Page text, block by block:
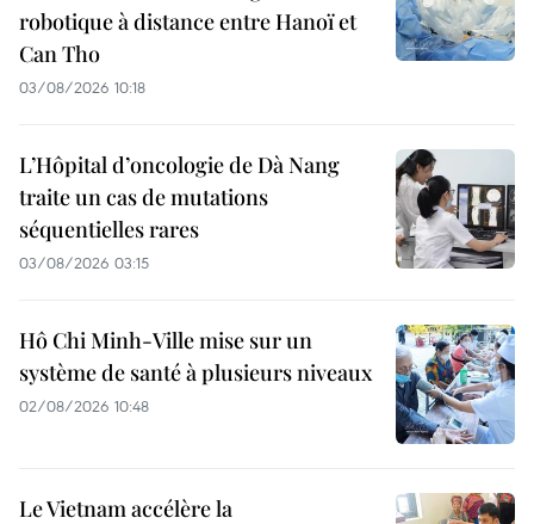
robotique à distance entre Hanoï et
Can Tho
03/08/2026 10:18
L’Hôpital d’oncologie de Dà Nang
traite un cas de mutations
séquentielles rares
03/08/2026 03:15
Hô Chi Minh-Ville mise sur un
système de santé à plusieurs niveaux
02/08/2026 10:48
Le Vietnam accélère la